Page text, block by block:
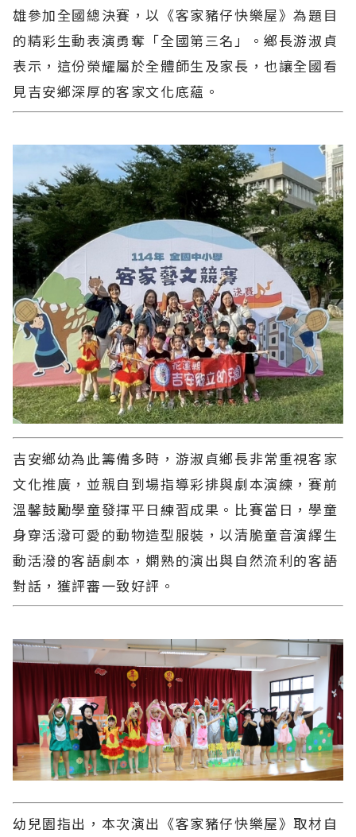
雄參加全國總決賽，以《客家豬仔快樂屋》為題目
的精彩生動表演勇奪「全國第三名」。鄉長游淑貞
表示，這份榮耀屬於全體師生及家長，也讓全國看
見吉安鄉深厚的客家文化底蘊。
吉安鄉幼為此籌備多時，游淑貞鄉長非常重視客家
文化推廣，並親自到場指導彩排與劇本演練，賽前
溫馨鼓勵學童發揮平日練習成果。比賽當日，學童
身穿活潑可愛的動物造型服裝，以清脆童音演繹生
動活潑的客語劇本，嫻熟的演出與自然流利的客語
對話，獲評審一致好評。
幼兒園指出，本次演出《客家豬仔快樂屋》取材自